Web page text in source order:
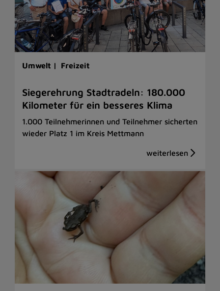
Umwelt | Freizeit
Siegerehrung Stadtradeln: 180.000
Kilometer für ein besseres Klima
1.000 Teilnehmerinnen und Teilnehmer sicherten
wieder Platz 1 im Kreis Mettmann